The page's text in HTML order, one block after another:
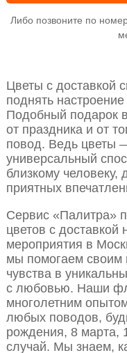
Либо позвоните по
Цветы с доставкой
поднять
Подобный подарок
от праздника и от
повод. Ведь цветы
универсальный
близкому человеку,
приятных
Сервис «Палитра»
цветов с
мероприятия в
мы помогаем своим
чувства в
с любовью. Наши
многолетним
любых поводов,
рождения, 8 марта,
случай. Мы знаем,